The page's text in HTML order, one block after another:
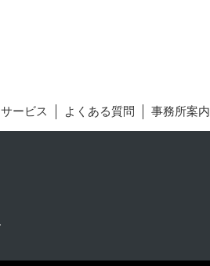
サービス よくある質問 事務所案内